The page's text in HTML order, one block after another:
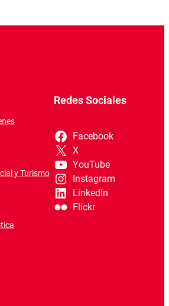
y Turismo
Redes Sociales
Facebook
X
YouTube
Instagram
LinkedIn
Flickr